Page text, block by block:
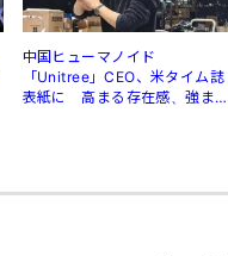
中国ヒューマノイド
「Unitree」CEO、米タイム誌
表紙に 高まる存在感、強まる